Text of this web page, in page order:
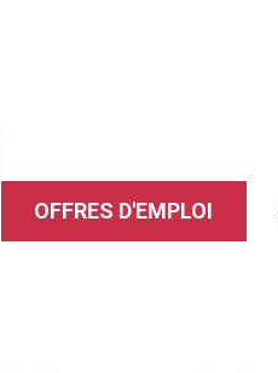
OFFRES D'EMPLOI